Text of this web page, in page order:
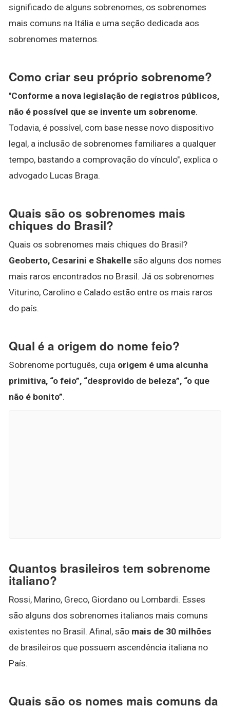
significado de alguns sobrenomes, os sobrenomes
mais comuns na Itália e uma seção dedicada aos
sobrenomes maternos.
Como criar seu próprio sobrenome?
"Conforme a nova legislação de registros públicos,
não é possível que se invente um sobrenome.
Todavia, é possível, com base nesse novo dispositivo
legal, a inclusão de sobrenomes familiares a qualquer
tempo, bastando a comprovação do vínculo", explica o
advogado Lucas Braga.
Quais são os sobrenomes mais
chiques do Brasil?
Quais os sobrenomes mais chiques do Brasil?
Geoberto, Cesarini e Shakelle são alguns dos nomes
mais raros encontrados no Brasil. Já os sobrenomes
Viturino, Carolino e Calado estão entre os mais raros
do país.
Qual é a origem do nome feio?
Sobrenome português, cuja origem é uma alcunha
primitiva, “o feio”, “desprovido de beleza”, “o que
não é bonito”.
Quantos brasileiros tem sobrenome
italiano?
Rossi, Marino, Greco, Giordano ou Lombardi. Esses
são alguns dos sobrenomes italianos mais comuns
existentes no Brasil. Afinal, são mais de 30 milhões
de brasileiros que possuem ascendência italiana no
País.
Quais são os nomes mais comuns da